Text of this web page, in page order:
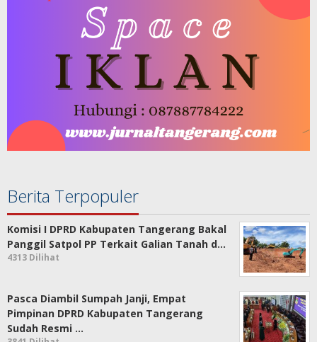
Berita Terpopuler
Komisi I DPRD Kabupaten Tangerang Bakal
Panggil Satpol PP Terkait Galian Tanah d…
4313 Dilihat
Pasca Diambil Sumpah Janji, Empat
Pimpinan DPRD Kabupaten Tangerang
Sudah Resmi …